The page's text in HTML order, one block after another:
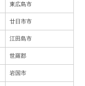
東広島市
廿日市市
江田島市
世羅郡
岩国市